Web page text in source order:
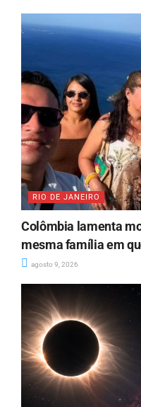
RIO DE JANEIRO
Colômbia lamenta
mesma família em
agosto 9, 2026